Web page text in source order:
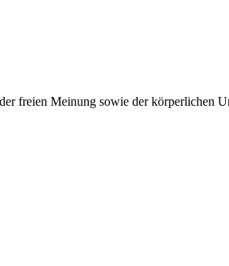
freien Meinung sowie der körperlichen